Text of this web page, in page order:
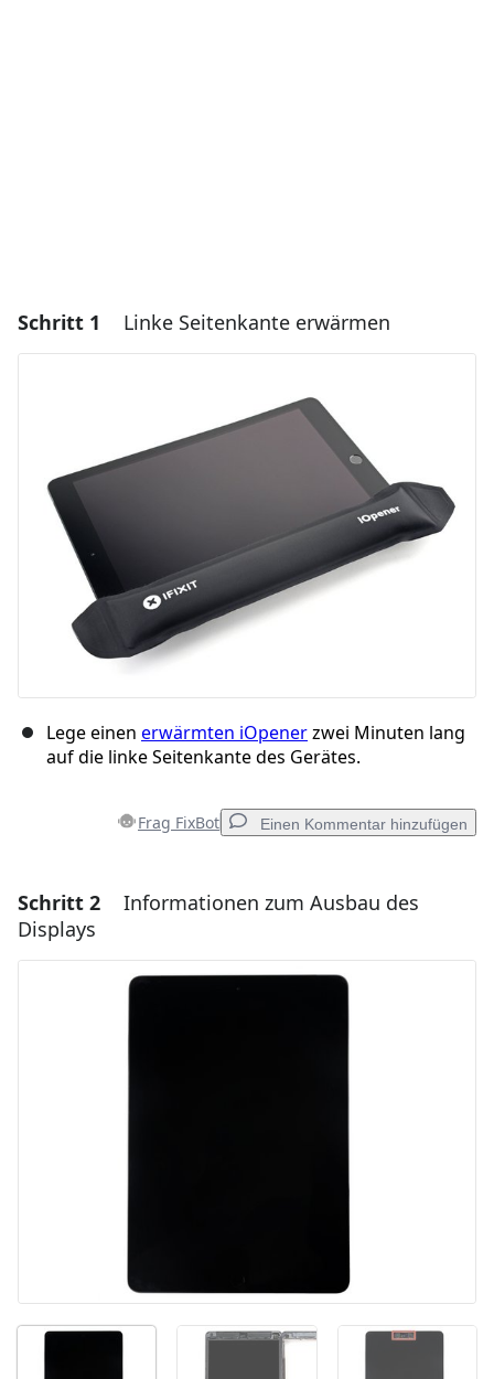
Schritt 1 Linke Seitenkante erwärmen
Lege einen erwärmten iOpenerzwei Minuten lang
auf die linke Seitenkante des Gerätes.
Frag FixBot Einen Kommentar hinzufügen
Einen Kommentar hinzufügen
Kommentar hinzufügen
Schritt 2
Informationen zum Ausbau des
Displays